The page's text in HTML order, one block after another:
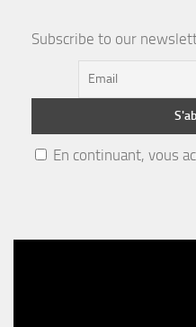
Subscribe to our
En continuant, vous